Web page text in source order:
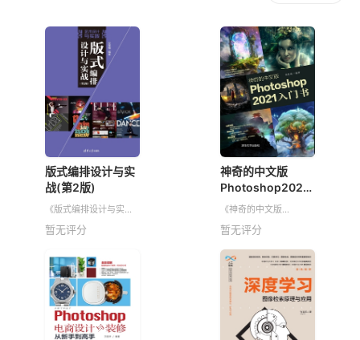
版式编排设计与实
战(第2版)
《版式编排设计与实战
从基础到要点以及创意
及版式的概论和版式中
的文字、图像、颜色等
基础
暂无评分
神奇的中文版
Photoshop2021
入门书
《神奇的中文版
书》是一本严格遵守“深
原则的Photoshop图
书，在讲解过程
暂无评分